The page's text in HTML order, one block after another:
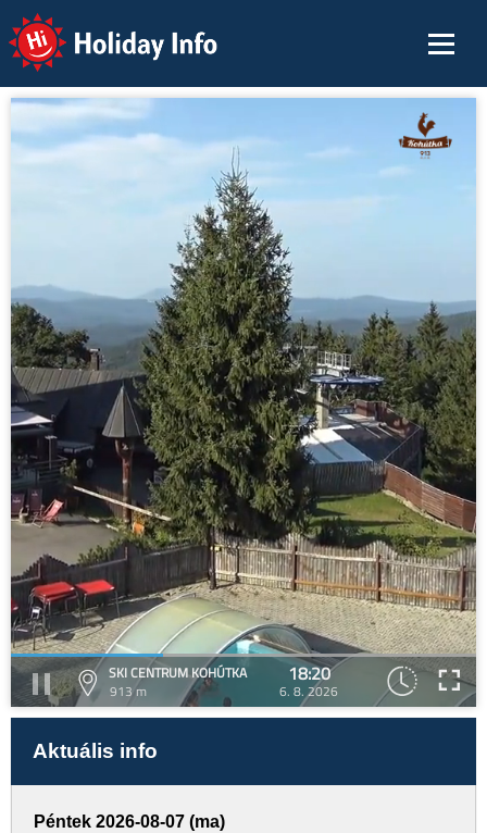
Holiday Info
SKI CENTRUM KOHÚTKA
913 m
18:20
6. 8. 2026
Aktuális info
Péntek 2026-08-07 (ma)